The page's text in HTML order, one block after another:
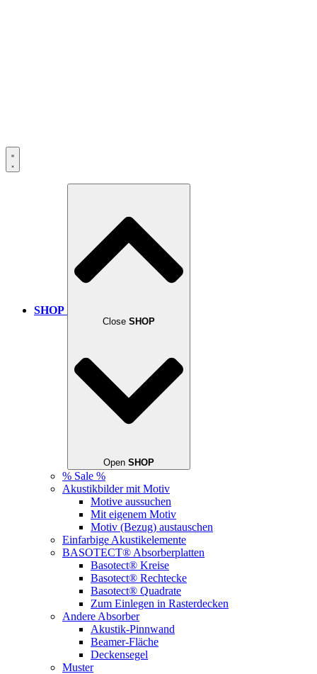
SHOP
Close SHOP
Open SHOP
% Sale %
Akustikbilder mit Motiv
Motive aussuchen
Mit eigenem Motiv
Motiv (Bezug) austauschen
Einfarbige Akustikelemente
BASOTECT® Absorberplatten
Basotect® Kreise
Basotect® Rechtecke
Basotect® Quadrate
Zum Einlegen in Rasterdecken
Andere Absorber
Akustik-Pinnwand
Beamer-Fläche
Deckensegel
Muster